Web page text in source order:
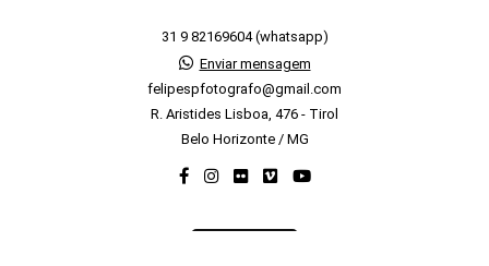
31 9 82169604 (whatsapp)
Enviar mensagem
felipespfotografo@gmail.com
R. Aristides Lisboa, 476 - Tirol
Belo Horizonte / MG